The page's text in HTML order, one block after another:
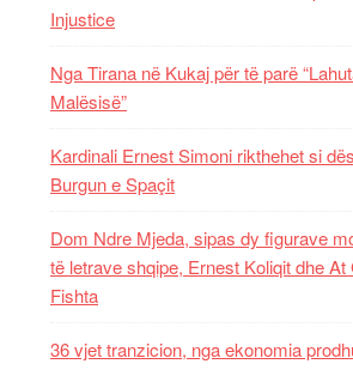
Injustice
Nga Tirana në Kukaj për të parë
Malësisë”
Kardinali Ernest Simoni rikthehet si
Burgun e Spaçit
Dom Ndre Mjeda, sipas dy figurave
të letrave shqipe, Ernest Koliqit dhe At
Fishta
36 vjet tranzicion, nga ekonomia